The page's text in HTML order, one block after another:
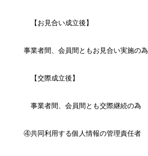
【お見合い成立後】
事業者間、会員間ともお見合い実施の為
【交際成立後】
事業者間、会員間とも交際継続の為
④共同利用する個人情報の管理責任者